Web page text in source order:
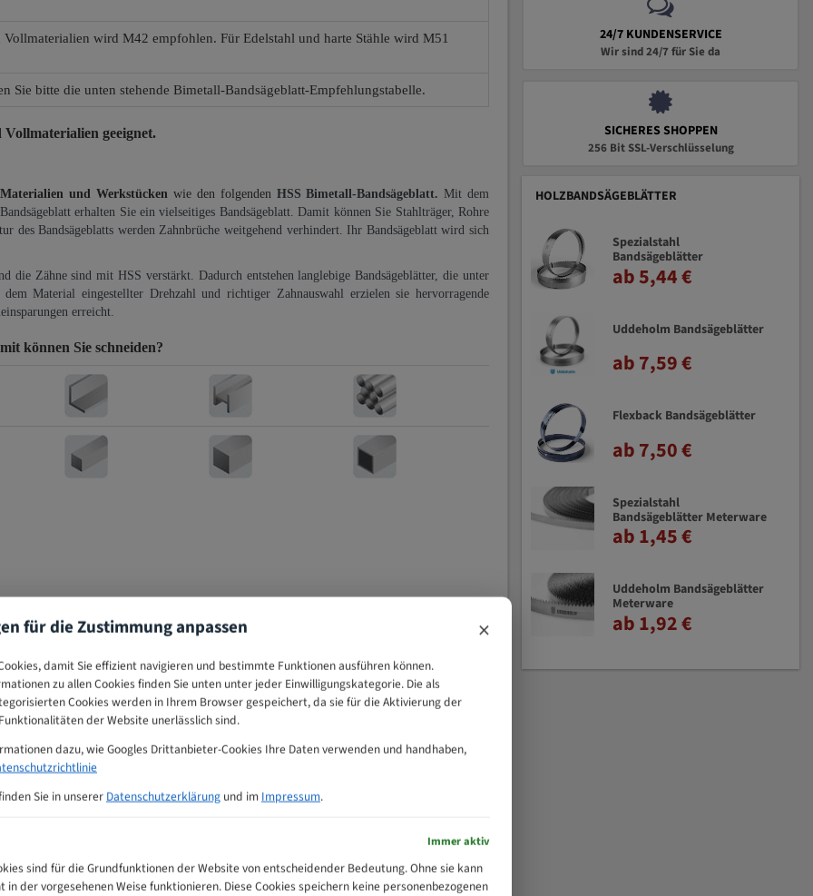
wird M42 empfohlen. Für Edelstahl und harte Stähle wird M51
Sie bitte die unten stehende Bimetall-Bandsägeblatt-Empfehlungstabelle.
geeignet.
und Werkstücken wie den folgenden HSS Bimetall-Bandsägeblatt. Mit dem
erhalten Sie ein vielseitiges Bandsägeblatt. Damit können Sie Stahlträger, Rohre
des Bandsägeblatts werden Zahnbrüche weitgehend verhindert. Ihr Bandsägeblatt wird sich
die Zähne sind mit HSS verstärkt. Dadurch entstehen langlebige Bandsägeblätter, die unter
Material eingestellter Drehzahl und richtiger Zahnauswahl erzielen sie hervorragende
erreicht.
können Sie schneiden?
24/7 KUNDENSERVICE
Wir sind 24/7 für Sie da
SICHERES SHOPPEN
256 Bit SSL-Verschlüsselung
HOLZBANDSÄGEBLÄTTER
Spezialstahl
Bandsägeblätter
ab 5,44 €
Uddeholm Bandsägeblätter
ab 7,59 €
Flexback Bandsägeblätter
ab 7,50 €
Spezialstahl
Bandsägeblätter Meterware
ab 1,45 €
Uddeholm Bandsägeblätter
Meterware
ab 1,92 €
für die Zustimmung anpassen ×
damit Sie effizient navigieren und bestimmte Funktionen ausführen können.
zu allen Cookies finden Sie unten unter jeder Einwilligungskategorie. Die als
Cookies werden in Ihrem Browser gespeichert, da sie für die Aktivierung der
der Website unerlässlich sind.
dazu, wie Googles Drittanbieter-Cookies Ihre Daten verwenden und handhaben,
Sie in unserer Datenschutzerklärung und im Impressum.
Immer aktiv
sind für die Grundfunktionen der Website von entscheidender Bedeutung. Ohne sie kann
in der vorgesehenen Weise funktionieren. Diese Cookies speichern keine personenbezogenen